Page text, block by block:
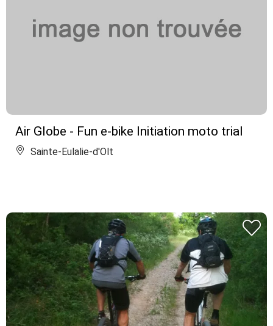
Air Globe - Fun e-bike Initiation moto trial
Sainte-Eulalie-d'Olt